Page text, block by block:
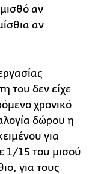
μισθό αν
αν
του δεν είχε
χρονικό
δώρου η
για
1/15 του μισού
για τους